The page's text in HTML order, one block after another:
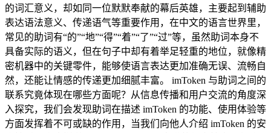
的词汇意义，却如同一位默默奉献的幕后英雄，主要起到辅助
表达语法意义、传递语气等重要作用，在中文的语言世界里，
常见的助词有“的”“地”“得”“着”“了”“过”等，虽然助词本身不
具备实际的语义，但在句子中却有着举足轻重的地位，就像精
密机器中的关键零件，能够使语言表达更加准确无误、流畅自
然，还能让情感的传递更加细腻丰富。 imToken 与助词之间的
联系究竟体现在哪些方面呢？从信息传播和用户交流的角度深
入探究，我们会发现助词在描述 imToken 的功能、使用体验等
方面发挥着不可或缺的作用，当我们向他人介绍 imToken 的安